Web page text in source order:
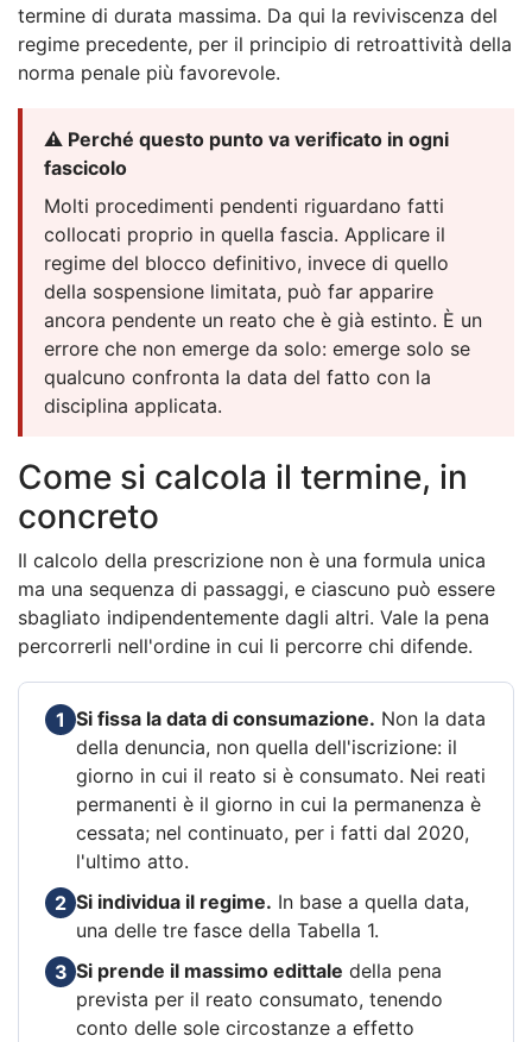
termine di durata massima. Da qui la reviviscenza del
regime precedente, per il principio di retroattività della
norma penale più favorevole.
⚠️ Perché questo punto va verificato in ogni
fascicolo
Molti procedimenti pendenti riguardano fatti
collocati proprio in quella fascia. Applicare il
regime del blocco definitivo, invece di quello
della sospensione limitata, può far apparire
ancora pendente un reato che è già estinto. È un
errore che non emerge da solo: emerge solo se
qualcuno confronta la data del fatto con la
disciplina applicata.
Come si calcola il termine, in
concreto
Il calcolo della prescrizione non è una formula unica
ma una sequenza di passaggi, e ciascuno può essere
sbagliato indipendentemente dagli altri. Vale la pena
percorrerli nell'ordine in cui li percorre chi difende.
1 Si fissa la data di consumazione. Non la data
della denuncia, non quella dell'iscrizione: il
giorno in cui il reato si è consumato. Nei reati
permanenti è il giorno in cui la permanenza è
cessata; nel continuato, per i fatti dal 2020,
l'ultimo atto.
2 Si individua il regime. In base a quella data,
una delle tre fasce della Tabella 1.
3 Si prende il massimo edittale della pena
prevista per il reato consumato, tenendo
conto delle sole circostanze a effetto